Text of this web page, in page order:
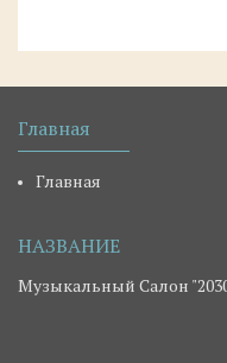
Главная
Главная
Музыкальный Салон